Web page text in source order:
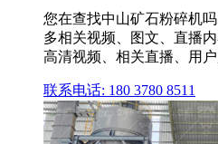
您在查找中山矿石粉碎机
多相关视频、图文、直播
高清视频、相关直播、用
联系电话: 180 3780 8511